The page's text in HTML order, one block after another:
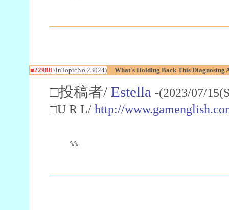
■22988 /inTopicNo.23024) What's Holding Back This Diagnosing
□投稿者/ Estella -(2023/07/
□U R L/ http://
%%